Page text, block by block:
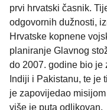
prvi hrvatski časnik.
odgovornih dužnosti,
Hrvatske kopnene
planiranje Glavnog
do 2007. godine bio je
Indiji i Pakistanu, te je
je zapovijedao
više je puta odlikovan.